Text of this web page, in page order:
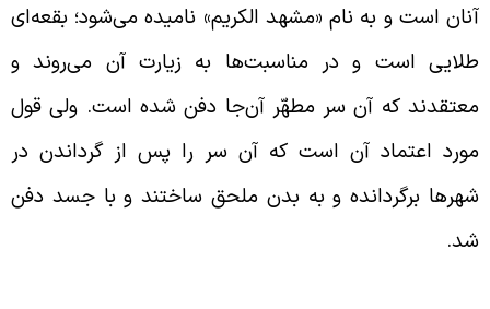
است و به نام «مشهد الکریم» نامیده می‌شود؛ بقعه‌ای
است و در مناسبت‌ها به زیارت آن می‌روند و
که آن سر مطهّر آن‌جا دفن شده است. ولی قول
اعتماد آن است که آن سر را پس از گرداندن در
برگردانده و به بدن ملحق ساختند و با جسد دفن